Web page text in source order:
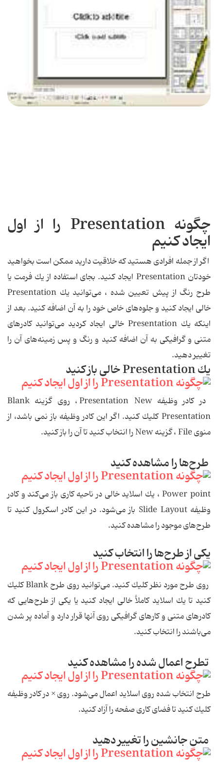
چگونه Presentation را از اول
ایجاد كنیم
اگر از جمله افرادی هستید كه خلاقیت دارید ممكن است بخواهید
خودتان Presentation ایجاد كنید. بجای استفاده از یك فرمت یا
طرح رنگ از پیش تعیین شده ، می‌توانید یك Presentation
خالی ایجاد كنید و جلوه‌های خاص خود را به آن اضافه كنید. بعد از
اینكه یك Presentation خالی ایجاد كردید می‌توانید كادرهای
متنی و گرافیكی به آن اضافه كنید و رنگ و پس زمینه‌های آن را
تغییر دهید.
یك Presentation خالی باز كنید
در كادر وظیفه Presentation New ، روی گزینه Blank
Presentation كلیك كنید. اگر این كادر وظیفه باز نمی باشد، از
منوی File ، گزینه New را انتخاب كنید تا آن را باز كنید.
طرح‌ها را مشاهده كنید
Power point ، یك اسلاید خالی در ناحیه كاری باز می‌كند و كادر
وظیفه Slide Layout باز می‌شود. در این كادر اسكرول كنید تا
طرح‌های موجود را مشاهده كنید.
یكی از طرح‌ها را انتخاب كنید
روی طرح مورد نظر كلیك كنید. می‌توانید روی طرح Blank كلیك
كنید تا یك اسلاید كاملأ خالی ایجاد كنید یا یكی از طرح‌هایی كه
كادر‌های متنی و كارهای گرافیكی روی آنها قرار دارد و آماده پر شدن
می‌باشند را انتخاب كنید.
تطرح اعمال شده را مشاهده كنید
طرح انتخاب شده روی اسلاید اعمال می‌شود. روی × در كادر وظیفه
كلیك كنید تا فضای كاری صفحه را آزاد كنید.
متن جانشین را تغییر دهید